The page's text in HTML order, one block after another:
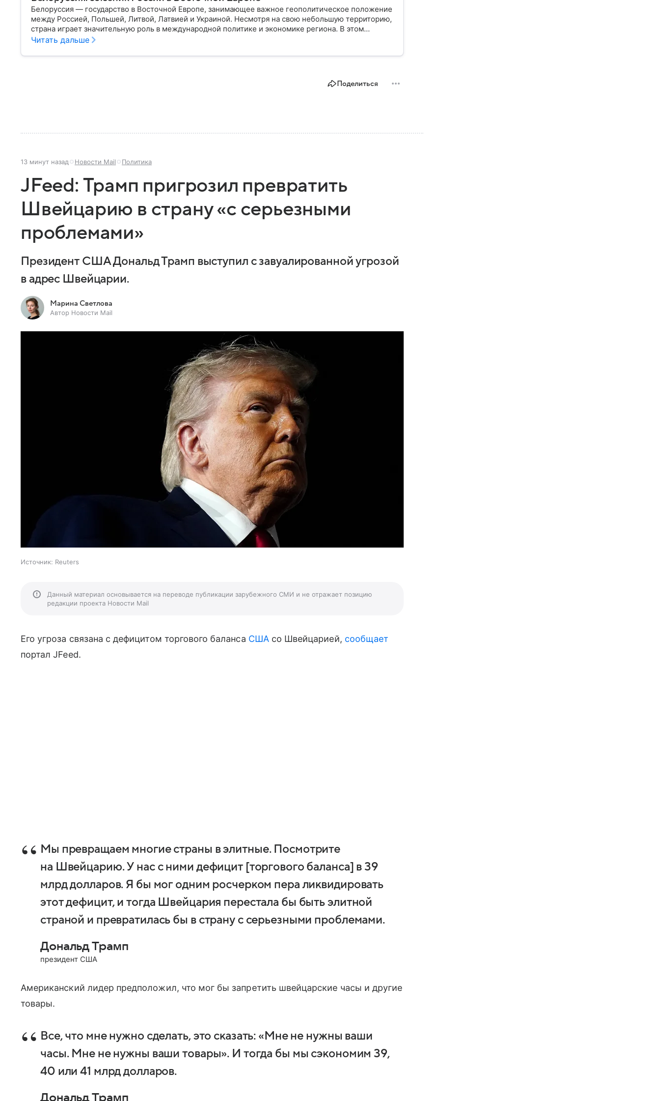
Белоруссия — государство в Восточной Европе, занимающее важное геополитическое положение
между Россией, Польшей, Литвой, Латвией и Украиной. Несмотря на свою небольшую территорию,
страна играет значительную роль в международной политике и экономике региона. В этом
материале разбираем главное о союзной РФ республике.
Читать дальше
Поделиться
13 минут назад Новости Mail Политика
JFeed: Трамп пригрозил превратить
Швейцарию в страну «с серьезными
проблемами»
Президент США Дональд Трамп выступил с завуалированной угрозой
в адрес Швейцарии.
Марина Светлова
Автор Новости Mail
Источник: Reuters
Данный материал основывается на переводе публикации зарубежного СМИ и не отражает позицию
редакции проекта Новости Mail
Его угроза связана с дефицитом торгового баланса СШАсо Швейцарией, сообщает
портал JFeed.
Мы превращаем многие страны в элитные. Посмотрите
на Швейцарию. У нас с ними дефицит [торгового баланса] в 39
млрд долларов. Я бы мог одним росчерком пера ликвидировать
этот дефицит, и тогда Швейцария перестала бы быть элитной
страной и превратилась бы в страну с серьезными проблемами.
Дональд Трамп
президент США
Американский лидер предположил, что мог бы запретить швейцарские часы и другие
товары.
Все, что мне нужно сделать, это сказать: «Мне не нужны ваши
часы. Мне не нужны ваши товары». И тогда бы мы сэкономим 39,
40 или 41 млрд долларов.
Дональд Трамп